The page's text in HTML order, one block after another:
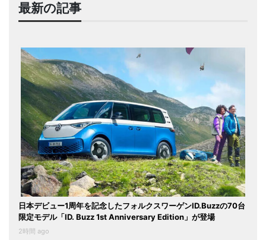
最新の記事
日本デビュー1周年を記念したフォルクスワーゲンID.Buzzの70台
限定モデル「ID. Buzz 1st Anniversary Edition」が登場
2時間 ago